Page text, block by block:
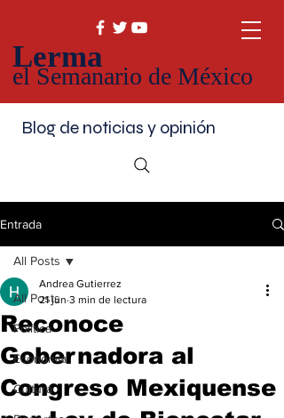
Lerma
el Semanario de México
Blog de noticias y opinión
Entrada
All Posts
Política
Economía
Cultura
All Posts
Reconoce
Gobernadora al
Congreso Mexiquense
Andrea Gutierrez
21 jun 3 min de lectura